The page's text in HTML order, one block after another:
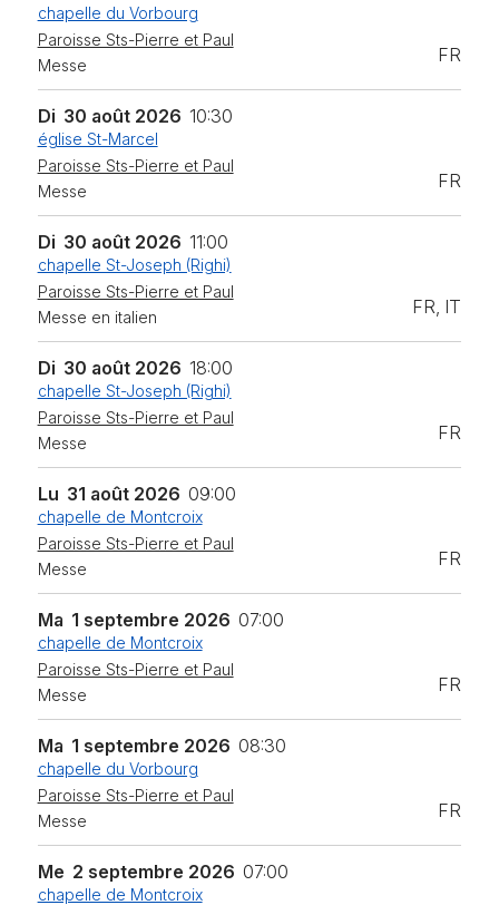
chapelle du Vorbourg
Paroisse Sts-Pierre et Paul
Messe
FR
Di 30 août 2026 10:30
église St-Marcel
Paroisse Sts-Pierre et Paul
Messe
FR
Di 30 août 2026 11:00
chapelle St-Joseph (Righi)
Paroisse Sts-Pierre et Paul
Messe en italien
FR, IT
Di 30 août 2026 18:00
chapelle St-Joseph (Righi)
Paroisse Sts-Pierre et Paul
Messe
FR
Lu 31 août 2026 09:00
chapelle de Montcroix
Paroisse Sts-Pierre et Paul
Messe
FR
Ma 1 septembre 2026 07:00
chapelle de Montcroix
Paroisse Sts-Pierre et Paul
Messe
FR
Ma 1 septembre 2026 08:30
chapelle du Vorbourg
Paroisse Sts-Pierre et Paul
Messe
FR
Me 2 septembre 2026 07:00
chapelle de Montcroix